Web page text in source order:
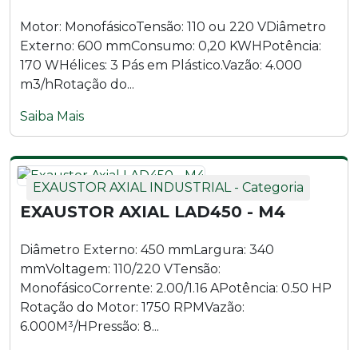
Motor: MonofásicoTensão: 110 ou 220 VDiâmetro
Externo: 600 mmConsumo: 0,20 KWHPotência:
170 WHélices: 3 Pás em Plástico.Vazão: 4.000
m3/hRotação do...
Saiba Mais
EXAUSTOR AXIAL INDUSTRIAL - Categoria
EXAUSTOR AXIAL LAD450 - M4
Diâmetro Externo: 450 mmLargura: 340
mmVoltagem: 110/220 VTensão:
MonofásicoCorrente: 2.00/1.16 APotência: 0.50 HP
Rotação do Motor: 1750 RPMVazão:
6.000M³/HPressão: 8...